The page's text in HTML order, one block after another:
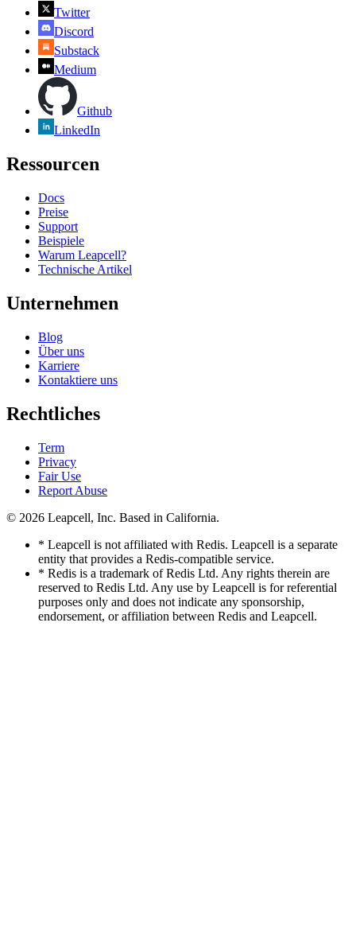
Twitter
Discord
Substack
Medium
Github
LinkedIn
Ressourcen
Docs
Preise
Support
Beispiele
Warum Leapcell?
Technische Artikel
Unternehmen
Blog
Über uns
Karriere
Kontaktiere uns
Rechtliches
Term
Privacy
Fair Use
Report Abuse
© 2026 Leapcell, Inc. Based in California.
* Leapcell is not affiliated with Redis. Leapcell is a separate
entity that provides a Redis-compatible service.
* Redis is a trademark of Redis Ltd. Any rights therein are
reserved to Redis Ltd. Any use by Leapcell is for referential
purposes only and does not indicate any sponsorship,
endorsement, or affiliation between Redis and Leapcell.